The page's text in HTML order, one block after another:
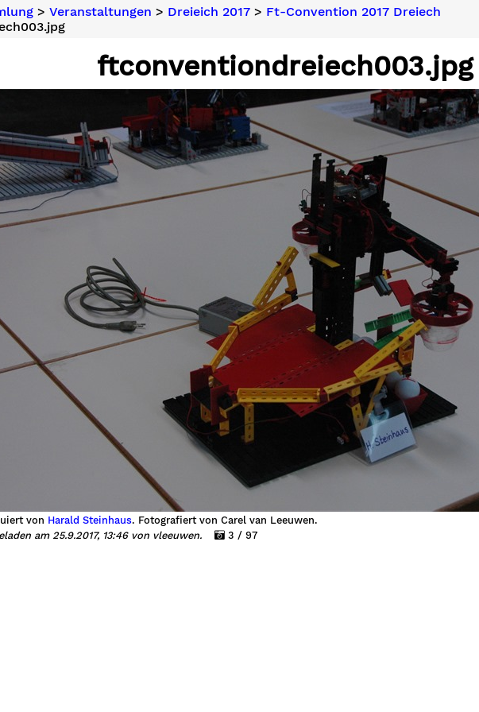
> Veranstaltungen > Dreieich 2017> Ft-Convention 2017 Dreiech
ftconventiondreiech003.jpg
von Harald Steinhaus. Fotografiert von Carel van Leeuwen.
am 25.9.2017, 13:46 von vleeuwen.
3 / 97